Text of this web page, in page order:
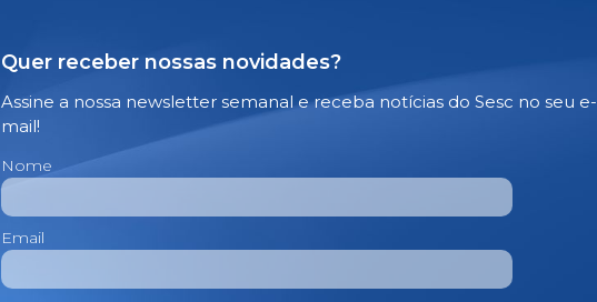
Quer receber nossas novidades?
Assine a nossa newsletter semanal e receba notícias do Sesc no seu e-
mail!
Nome
Email